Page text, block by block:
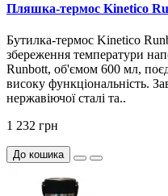
Пляшка-термос Kinetico
Бутилка-термос Kinetico
збереження температури
Runbott, об'ємом 600 мл,
високу функціональність.
нержавіючої сталі та..
1 232 грн
До кошика